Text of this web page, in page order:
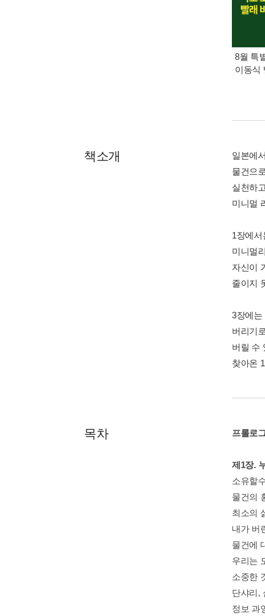
8월 특
이동식
책소개
일본에
물건으
실천하
미니멀
1장에
미니멀
자신이
줄이지
3장에는
버리기
버릴 수
찾아온
목차 프롤로
제1장.
소유할
물건의
최소의
내가 버
물건에
우리는
소중한
단샤리,
정보 과